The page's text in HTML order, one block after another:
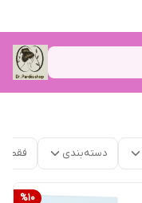
دسته‌بندی فقط
%10